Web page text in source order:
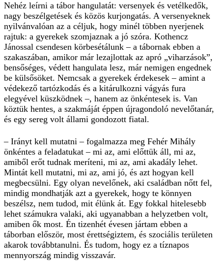
Nehéz leírni a tábor hangulatát: versenyek és vetélkedők,
nagy beszélgetések és közös kurjongatás. A versenyeknek
nyilvánvalóan az a céljuk, hogy minél többen nyerjenek
rajtuk: a gyerekek szomjaznak a jó szóra. Kothencz
Jánossal csendesen körbesétálunk – a tábornak ebben a
szakaszában, amikor már lezajlottak az apró „viharzások”,
bensőséges, védett hangulata lesz, már nemigen engednek
be külsősöket. Nemcsak a gyerekek érdekesek – amint a
védekező tartózkodás és a kitárulkozni vágyás fura
elegyével küszködnek –, hanem az önkéntesek is. Van
köztük hentes, a szakmáját éppen újragondoló nevelőtanár,
és egy sereg volt állami gondozott fiatal.
– Irányt kell mutatni – fogalmazza meg Fehér Mihály
önkéntes a feladatukat – mi az, ami előttük áll, mi az,
amiből erőt tudnak meríteni, mi az, ami akadály lehet.
Mintát kell mutatni, mi az, ami jó, és azt hogyan kell
megbecsülni. Egy olyan nevelőnek, aki családban nőtt fel,
mindig mondhatják azt a gyerekek, hogy te könnyen
beszélsz, nem tudod, mit élünk át. Egy fokkal hitelesebb
lehet számukra valaki, aki ugyanabban a helyzetben volt,
amiben ők most. Én tizenhét évesen jártam ebben a
táborban először, most érettségiztem, és szociális területen
akarok továbbtanulni. És tudom, hogy ez a tíznapos
mennyország mindig visszavár.